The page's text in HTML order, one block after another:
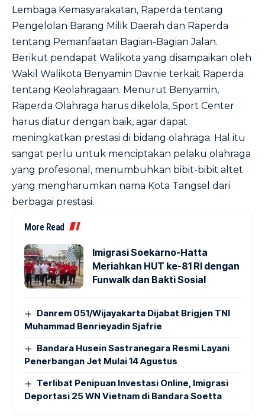
Lembaga Kemasyarakatan, Raperda tentang
Pengelolan Barang Milik Daerah dan Raperda
tentang Pemanfaatan Bagian-Bagian Jalan.
Berikut pendapat Walikota yang disampaikan oleh
Wakil Walikota Benyamin Davnie terkait Raperda
tentang Keolahragaan. Menurut Benyamin,
Raperda Olahraga harus dikelola, Sport Center
harus diatur dengan baik, agar dapat
meningkatkan prestasi di bidang olahraga. Hal itu
sangat perlu untuk menciptakan pelaku olahraga
yang profesional, menumbuhkan bibit-bibit altet
yang mengharumkan nama Kota Tangsel dari
berbagai prestasi.
More Read
Imigrasi Soekarno-Hatta
Meriahkan HUT ke-81 RI dengan
Funwalk dan Bakti Sosial
Danrem 051/Wijayakarta Dijabat Brigjen TNI
Muhammad Benrieyadin Sjafrie
Bandara Husein Sastranegara Resmi Layani
Penerbangan Jet Mulai 14 Agustus
Terlibat Penipuan Investasi Online, Imigrasi
Deportasi 25 WN Vietnam di Bandara Soetta